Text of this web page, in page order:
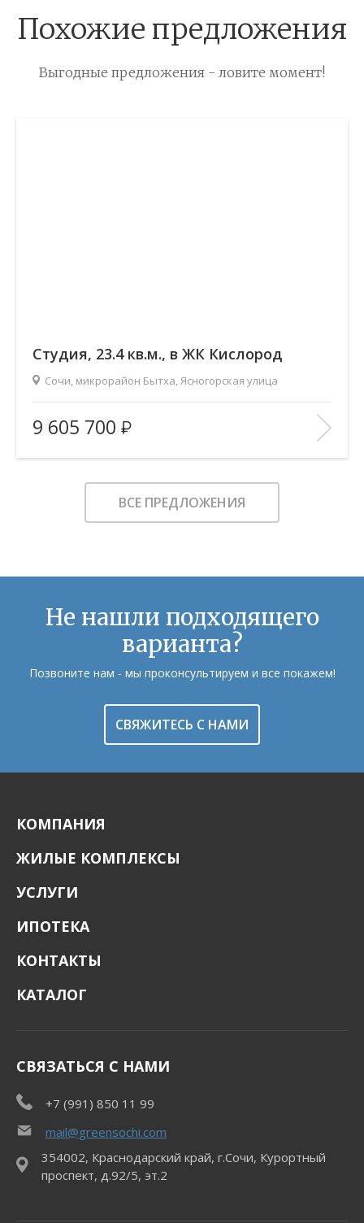
Похожие предложения
Выгодные предложения - ловите момент!
Cтудия, 23.4 кв.м., в ЖК Кислород
Сочи, микрорайон Бытха, Ясногорская улица
Площадь (общ/жил/кух), м2:
23.4/11.52/2.9
Количество комнат:
Студия
Этаж:
16/19
В ИЗБРАННОЕ
9 605 700
ВСЕ ПРЕДЛОЖЕНИЯ
Не нашли подходящего
варианта?
Позвоните нам - мы проконсультируем и все покажем!
СВЯЖИТЕСЬ С НАМИ
КОМПАНИЯ
ЖИЛЫЕ КОМПЛЕКСЫ
УСЛУГИ
ИПОТЕКА
КОНТАКТЫ
КАТАЛОГ
СВЯЗАТЬСЯ С НАМИ
+7 (991) 850 11 99
mail@greensochi.com
354002, Краснодарский край, г.Сочи, Курортный
проспект, д.92/5, эт.2